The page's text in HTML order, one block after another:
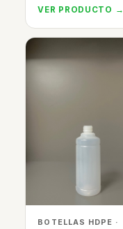
VER PRODUCTO →
BOTELLAS HDPE ·